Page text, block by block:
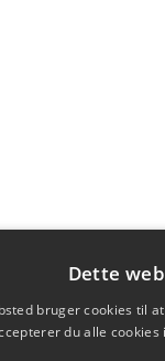
Dette
bruger cookies til
du alle